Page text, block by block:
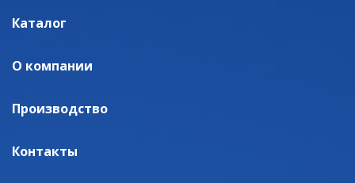
Каталог
О компании
Производство
Контакты